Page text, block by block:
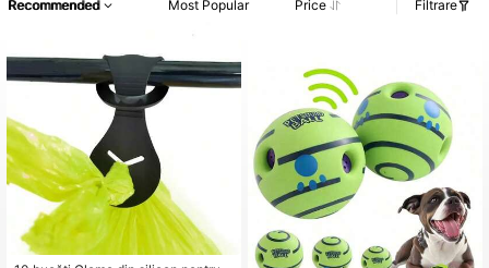
Recommended Most Popular Price Filtrare